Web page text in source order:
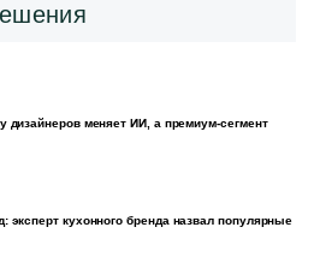
дизайнеров меняет ИИ, а премиум-сегмент
кухонного бренда назвал популярные